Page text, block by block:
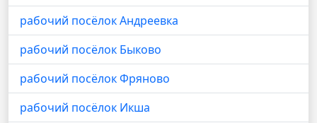
рабочий посёлок Андреевка
рабочий посёлок Быково
рабочий посёлок Фряново
рабочий посёлок Икша